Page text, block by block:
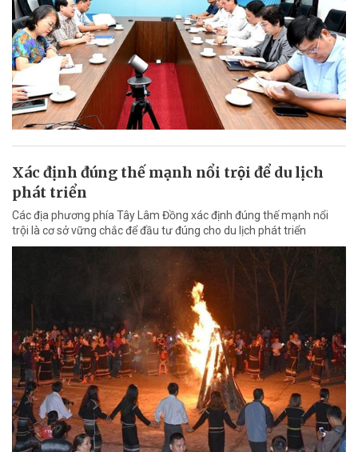
Xác định đúng thế mạnh nổi trội để du lịch
phát triển
Các địa phương phía Tây Lâm Đồng xác định đúng thế mạnh nổi
trội là cơ sở vững chắc để đầu tư đúng cho du lịch phát triển